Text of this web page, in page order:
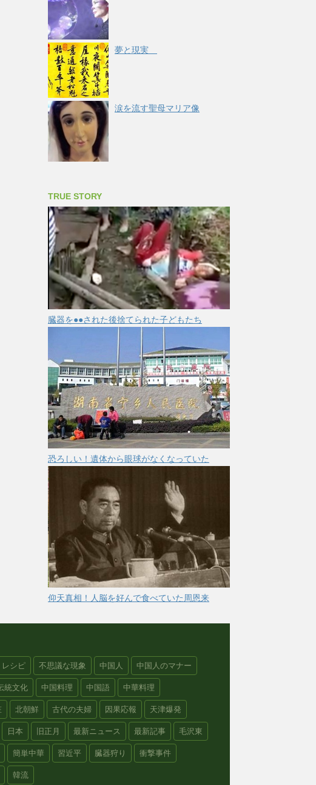
夢と現実
涙を流す聖母マリア像
TRUE STORY
臓器を●●された後捨てられた子どもたち
恐ろしい！遺体から眼球がなくなっていた
仰天真相！人脳を好んで食べていた周恩来
レシピ 不思議な現象 中国人 中国人のマナー
統文化 中国料理 中国語 中華料理
北朝鮮 古代の夫婦 因果応報 天津爆発
日本 旧正月 最新ニュース 最新記事 毛沢東
簡単中華 習近平 臓器狩り 衝撃事件
韓流